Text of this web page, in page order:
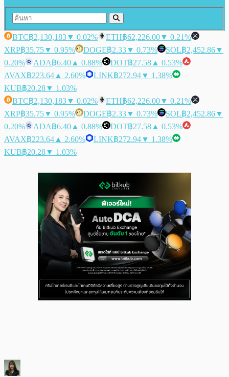
BTC฿2,130,183▼ 0.02% ETH฿62,226.00▼ 0.21%
XRP฿35.75▼ 0.95% DOGE฿2.33▼ 0.73% SOL฿2,452.86▼
0.20%
ADA฿6.40 ▲ 0.88% DOT฿27.58 ▲ 0.53%
AVAX฿223.64 ▲ 2.60% LINK฿272.94▼ 1.38%
KUB฿20.28▼ 1.03%
BTC฿2,130,183▼ 0.02% ETH฿62,226.00▼ 0.21%
XRP฿35.75▼ 0.95% DOGE฿2.33▼ 0.73% SOL฿2,452.86▼
0.20%
ADA฿6.40 ▲ 0.88% DOT฿27.58 ▲ 0.53%
AVAX฿223.64 ▲ 2.60% LINK฿272.94▼ 1.38%
KUB฿20.28▼ 1.03%